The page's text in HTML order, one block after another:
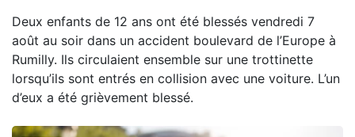
Deux enfants de 12 ans ont été blessés vendredi 7
août au soir dans un accident boulevard de l’Europe à
Rumilly. Ils circulaient ensemble sur une trottinette
lorsqu’ils sont entrés en collision avec une voiture. L’un
d’eux a été grièvement blessé.